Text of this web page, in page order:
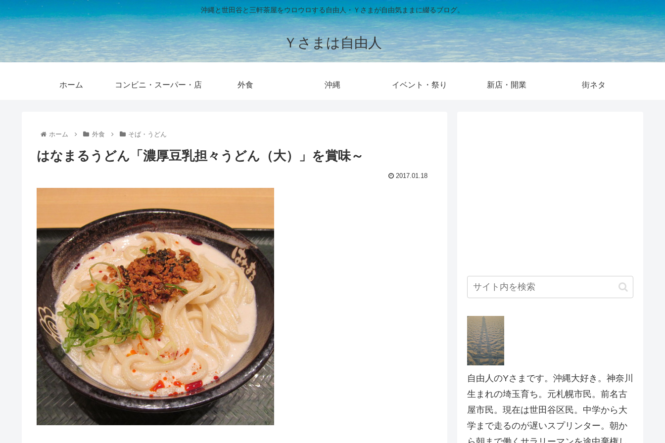
沖縄と世田谷と三軒茶屋をウロウロする自由人・Ｙさまが自由気ままに綴るブログ。
Ｙさまは自由人
ホーム コンビニ・スーパー・店 外食 沖縄 イベント・祭り 新店・開業 街ネタ
ホーム 外食 そば・うどん
はなまるうどん「濃厚豆乳担々うどん（大）」を賞味～
2017.01.18
自由人のYさまです。沖縄大好き。神奈川
生まれの埼玉育ち。元札幌市民。前名古
屋市民。現在は世田谷区民。中学から大
学まで走るのが遅いスプリンター。朝か